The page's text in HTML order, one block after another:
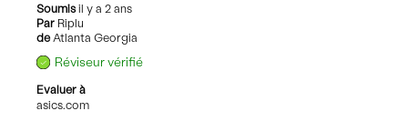
Soumisil y a 2 ans
Par Riplu
de Atlanta Georgia
Réviseur vérifié
Evaluer à
asics.com